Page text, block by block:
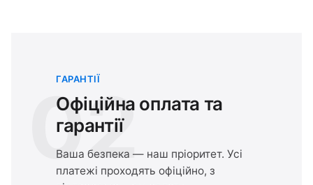
02
ГАРАНТІЇ
Офіційна оплата та
гарантії
Ваша безпека — наш пріоритет. Усі
платежі проходять офіційно, з